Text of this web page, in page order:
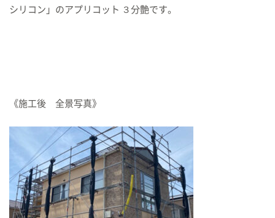
シリコン」のアプリコット ３分艶です。
《施工後 全景写真》